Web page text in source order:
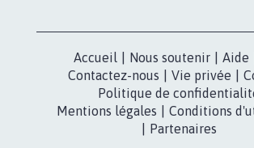
Accueil Nous soutenir Aide
Contactez-nous
Vie privée
Politique de
Mentions légales
Conditions
Partenaires